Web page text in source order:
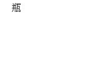
瓶